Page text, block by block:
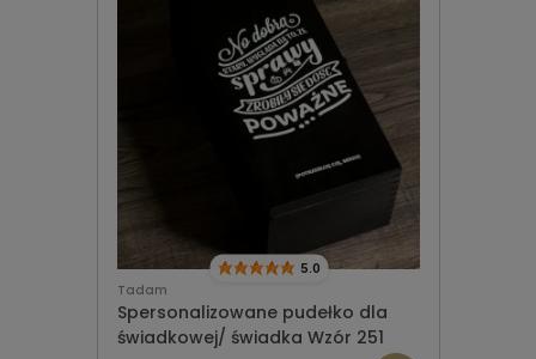
Tadam
Spersonalizowane pudełko dla
świadkowej/ świadka Wzór 251
5.0